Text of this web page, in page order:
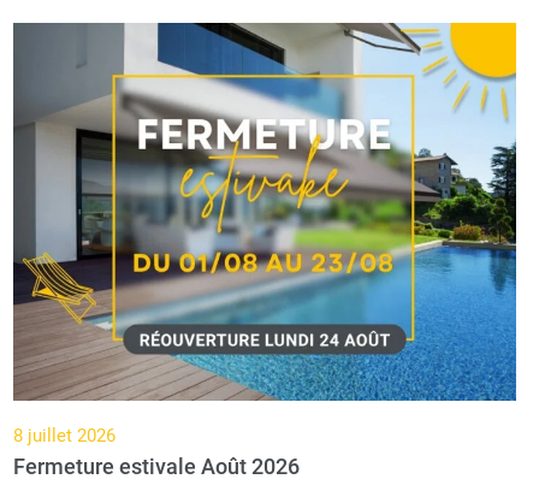
8 juillet 2026
Fermeture estivale Août 2026